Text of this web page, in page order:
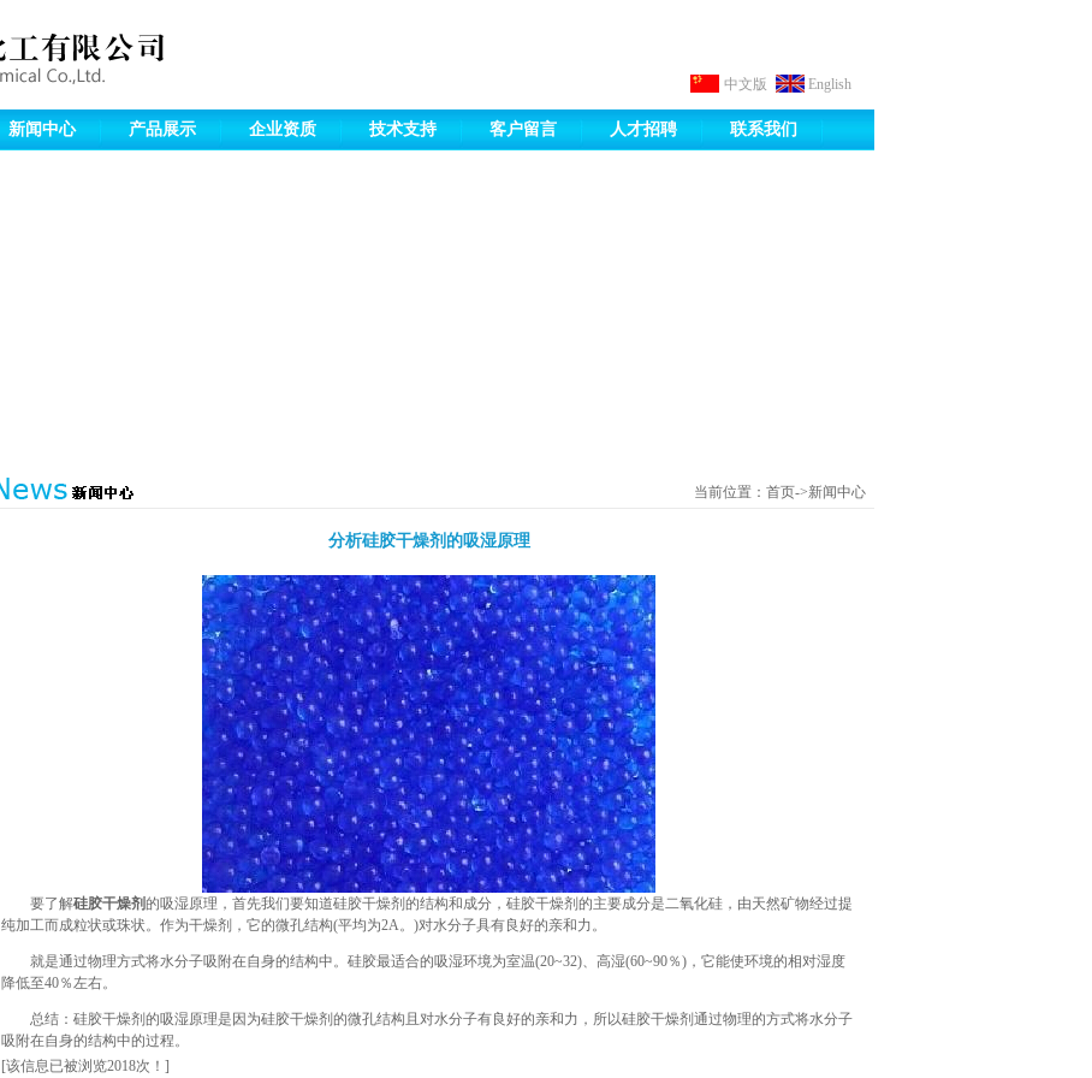
中文版 English
新闻中心 产品展示 企业资质 技术支持 客户留言 人才招聘 联系我们
当前位置：首页->新闻中心
分析硅胶干燥剂的吸湿原理
要了解硅胶干燥剂的吸湿原理，首先我们要知道硅胶干燥剂的结构和成分，硅胶干燥剂的主要成分是二氧化硅，由天然矿物经过提
纯加工而成粒状或珠状。作为干燥剂，它的微孔结构(平均为2A。)对水分子具有良好的亲和力。
就是通过物理方式将水分子吸附在自身的结构中。硅胶最适合的吸湿环境为室温(20~32)、高湿(60~90％)，它能使环境的相对湿度
降低至40％左右。
总结：硅胶干燥剂的吸湿原理是因为硅胶干燥剂的微孔结构且对水分子有良好的亲和力，所以硅胶干燥剂通过物理的方式将水分子
吸附在自身的结构中的过程。
[该信息已被浏览2018次！]